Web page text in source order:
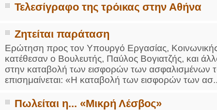
Τελεσίγραφο της τρόικας στην Αθήνα
Ζητείται παράταση
Ερώτηση προς τον Υπουργό Εργασίας,
κατέθεσαν ο Βουλευτής, Παύλος Βογιατζής, και
στην καταβολή των εισφορών των ασφαλισμένων
επισημαίνεται: «Η καταβολή των εισφορών των
Πωλείται η... «Μικρή Λέσβος»